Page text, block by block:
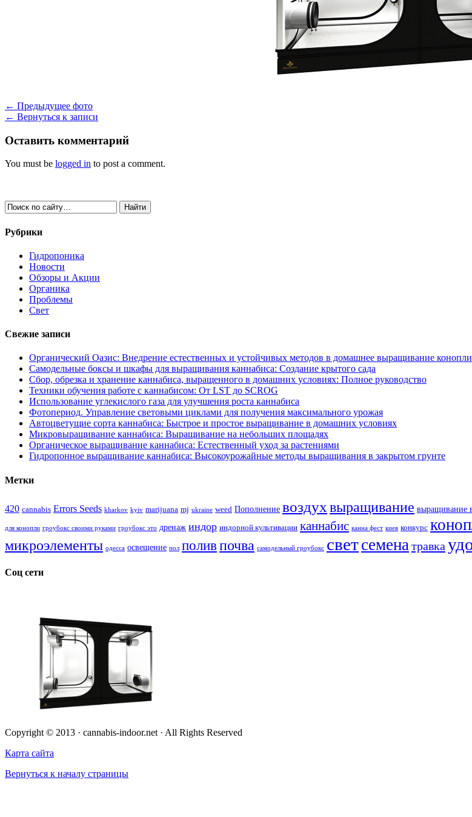
← Предыдущее фото
← Вернуться к записи
Оставить комментарий
You must be logged in to post a comment.
Рубрики
Гидропоника
Новости
Обзоры и Акции
Органика
Проблемы
Свет
Свежие записи
Органический Оазис: Внедрение естественных и устойчивых методов в домашнее выращивание конопли
Самодельные боксы и шкафы для выращивания каннабиса: Создание крытого сада
Сбор, обрезка и хранение каннабиса, выращенного в домашних условиях: Полное руководство
Техники обучения работе с каннабисом: От LST до SCROG
Использование углекислого газа для улучшения роста каннабиса
Фотопериод. Управление световыми циклами для получения максимального урожая
Автоцветущие сорта каннабиса: Быстрое и простое выращивание в домашних условиях
Микровыращивание каннабиса: Выращивание на небольших площадях
Органическое выращивание каннабиса: Естественный уход за растениями
Гидропонное выращивание каннабиса: Высокоурожайные методы выращивания в закрытом грунте
Метки
420 cannabis Errors Seeds kharkov kyiv marijuana mj ukraine weed Пополнение воздухвыращивание выращивание
для конопли гроубокс своими руками гроубокс это дренаж индор индорной культивации каннабис канна фест киев конкурс
микроэлементы одесса освещение пол полив почва самодельный гроубокс светсемена травка
Соц сети
Copyright © 2013 · cannabis-indoor.net · All Rights Reserved
Карта сайта
Вернуться к началу страницы